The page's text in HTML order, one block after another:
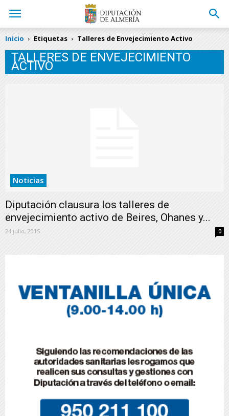
Inicio Etiquetas Talleres de Envejecimiento Activo
TALLERES DE ENVEJECIMIENTO
ACTIVO
Noticias
Diputación clausura los talleres de
envejecimiento activo de Beires, Ohanes y...
24 julio, 2015 0